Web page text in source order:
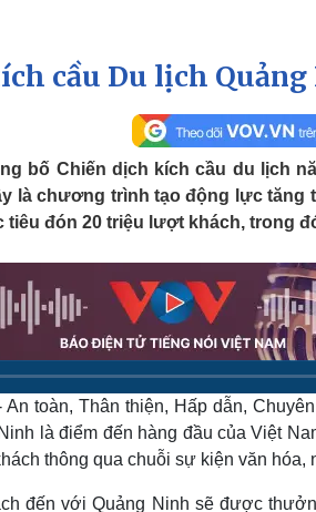
Quốc phòng
Thể thao
Bóng đá
Lịch thi đấu bóng đá
eSports
Hậu trường
Gia đình
Văn hóa
Sân khấu - Điện ảnh
Văn học
Âm nhạc
Di sản
cầu Du lịch Quảng
bố Chiến dịch kích cầu du lịch
là chương trình tạo động lực
đón 20 triệu lượt khách, trong
toàn, Thân thiện, Hấp dẫn,
là điểm đến hàng đầu của Việt
thông qua chuỗi sự kiện văn hóa,
đến với Quảng Ninh sẽ được